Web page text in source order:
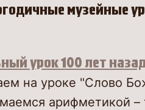
музейные
урок 100 лет
на уроке "Слово
арифметикой –